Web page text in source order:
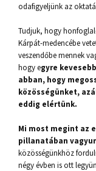
odafigyeljünk az
Tudjuk, hogy
Kárpát-medencébe
veszendőbe mennek
hogy egyre
abban, hogy
közösségünket,
eddig elértünk.
Mi most megint az
pillanatában
közösségünkhöz
négy évben is ott